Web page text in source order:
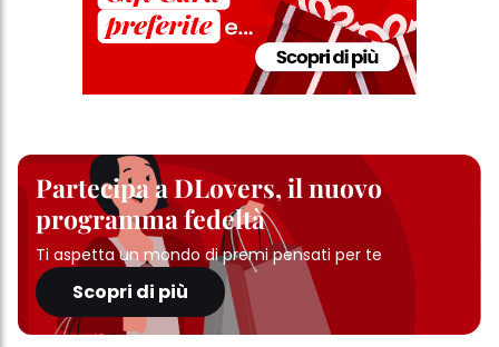
Partecipa a DLovers, il nuovo
programma fedeltà
Ti aspetta un mondo di premi pensati per te
Scopri di più